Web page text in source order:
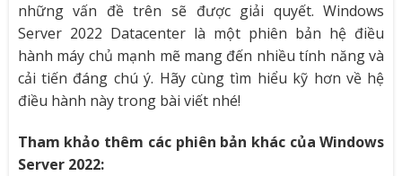
những vấn đề trên sẽ được giải quyết. Windows
Server 2022 Datacenter là một phiên bản hệ điều
hành máy chủ mạnh mẽ mang đến nhiều tính năng và
cải tiến đáng chú ý. Hãy cùng tìm hiểu kỹ hơn về hệ
điều hành này trong bài viết nhé!
Tham khảo thêm các phiên bản khác của Windows
Server 2022: